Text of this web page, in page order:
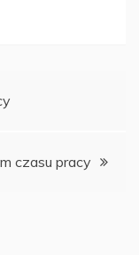
czasu pracy